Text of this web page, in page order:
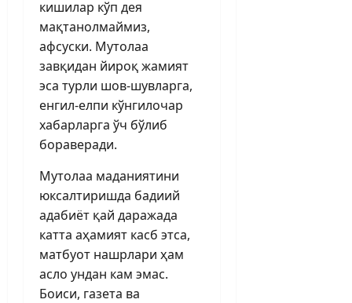
кишилар кўп дея
мақтанолмаймиз,
афсуски. Мутолаа
завқидан йироқ жамият
эса турли шов-шувларга,
енгил-елпи кўнгилочар
хабарларга ўч бўлиб
бораверади.
Мутолаа маданиятини
юксалтиришда бадиий
адабиёт қай даражада
катта аҳамият касб этса,
матбуот нашрлари ҳам
асло ундан кам эмас.
Боиси, газета ва